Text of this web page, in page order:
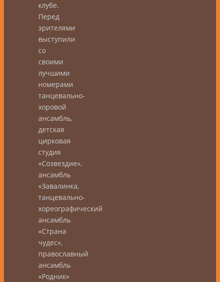
клубе.
Перед
зрителями
выступили
со
своими
лучшими
номерами
танцевально-
хоровой
ансамбль,
детская
цирковая
студия
«Созвездие»,
ансамбль
«Завалинка,
танцевально-
хореографический
ансамбль
«Страна
чудес»,
православный
ансамбль
«Родник»